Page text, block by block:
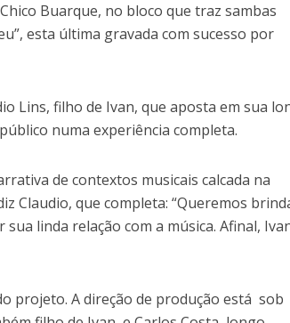
Buarque, no bloco que traz sambas
esta última gravada com sucesso por
Lins, filho de Ivan, que aposta em sua
numa experiência completa.
de contextos musicais calcada na
Claudio, que completa: “Queremos
linda relação com a música. Afinal,
projeto. A direção de produção está sob